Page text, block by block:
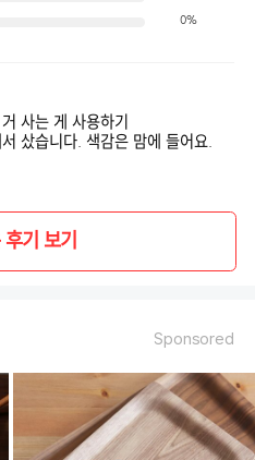
0%
사는 게 사용하기
샀습니다. 색감은 맘에 들어요.
기 보기
Sponsored